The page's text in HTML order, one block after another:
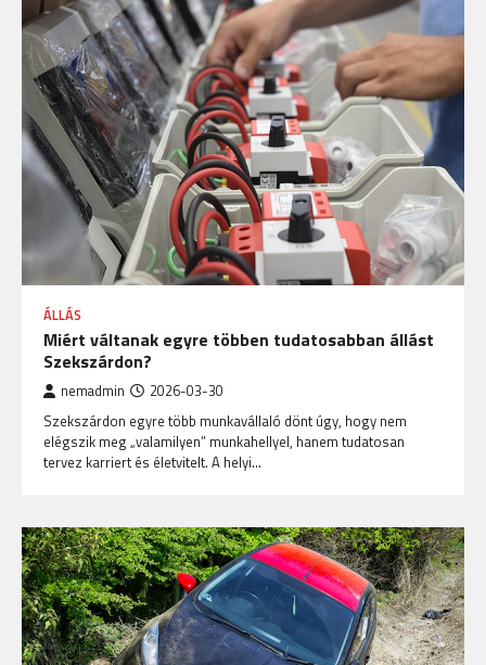
ÁLLÁS
Miért váltanak egyre többen tudatosabban állást
Szekszárdon?
nemadmin 2026-03-30
Szekszárdon egyre több munkavállaló dönt úgy, hogy nem
elégszik meg „valamilyen” munkahellyel, hanem tudatosan
tervez karriert és életvitelt. A helyi…